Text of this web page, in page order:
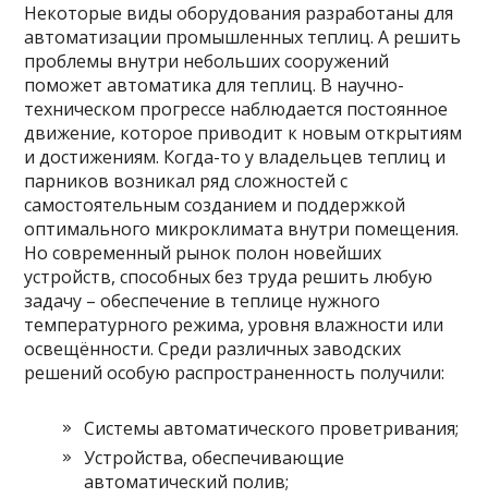
Некоторые виды оборудования разработаны для
автоматизации промышленных теплиц. А решить
проблемы внутри небольших сооружений
поможет автоматика для теплиц. В научно-
техническом прогрессе наблюдается постоянное
движение, которое приводит к новым открытиям
и достижениям. Когда-то у владельцев теплиц и
парников возникал ряд сложностей с
самостоятельным созданием и поддержкой
оптимального микроклимата внутри помещения.
Но современный рынок полон новейших
устройств, способных без труда решить любую
задачу – обеспечение в теплице нужного
температурного режима, уровня влажности или
освещённости. Среди различных заводских
решений особую распространенность получили:
Системы автоматического проветривания;
Устройства, обеспечивающие
автоматический полив;